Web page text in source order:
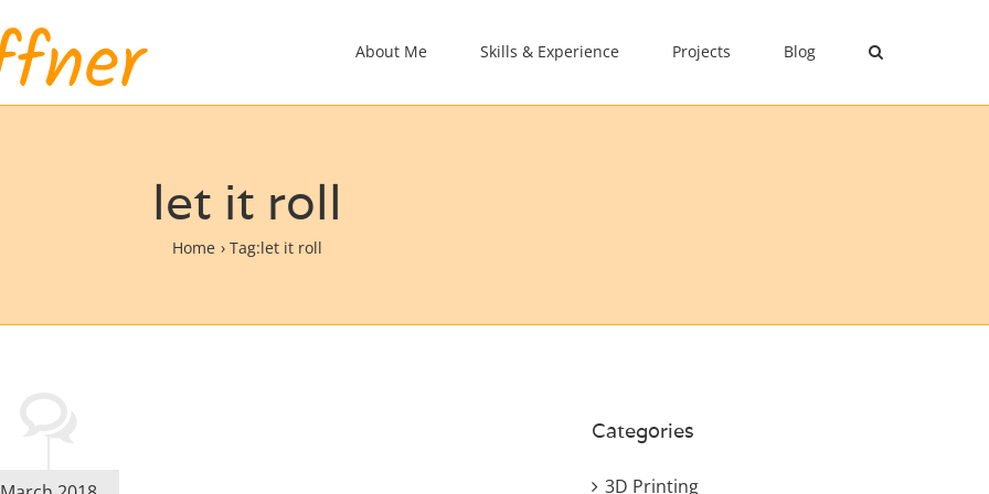
About Me Skills & Experience Projects Blog
let it roll
Home Tag:let it roll
Categories
3D Printing